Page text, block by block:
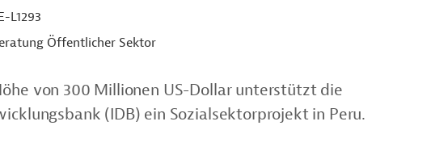
L1293
Öffentlicher Sektor
von 300 Millionen US-Dollar unterstützt die
(IDB) ein Sozialsektorprojekt in Peru.